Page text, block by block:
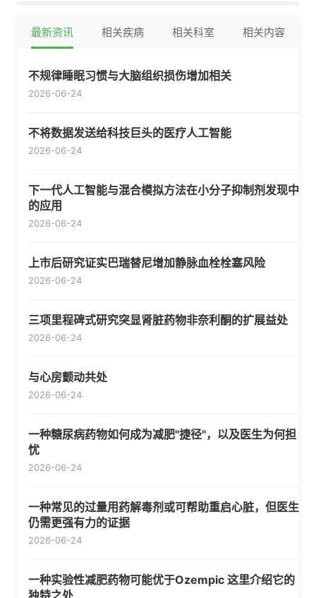
最新资讯 相关疾病 相关科室 相关内容
不规律睡眠习惯与大脑组织损伤增加相关
2026-06-24
不将数据发送给科技巨头的医疗人工智能
2026-06-24
下一代人工智能与混合模拟方法在小分子抑制剂发现中
的应用
2026-06-24
上市后研究证实巴瑞替尼增加静脉血栓栓塞风险
2026-06-24
三项里程碑式研究突显肾脏药物非奈利酮的扩展益处
2026-06-24
与心房颤动共处
2026-06-24
一种糖尿病药物如何成为减肥"捷径"，以及医生为何担
忧
2026-06-24
一种常见的过量用药解毒剂或可帮助重启心脏，但医生
仍需更强有力的证据
2026-06-24
一种实验性减肥药物可能优于Ozempic 这里介绍它的